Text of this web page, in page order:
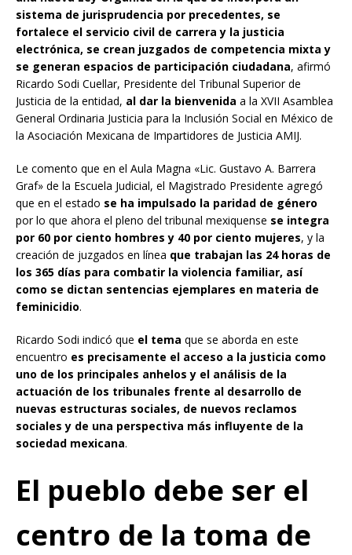
sistema de jurisprudencia por precedentes, se
fortalece el servicio civil de carrera y la justicia
electrónica, se crean juzgados de competencia mixta y
se generan espacios de participación ciudadana, afirmó
Ricardo Sodi Cuellar, Presidente del Tribunal Superior de
Justicia de la entidad, al dar la bienvenida a la XVII Asamblea
General Ordinaria Justicia para la Inclusión Social en México de
la Asociación Mexicana de Impartidores de Justicia AMIJ.
Le comento que en el Aula Magna «Lic. Gustavo A. Barrera
Graf» de la Escuela Judicial, el Magistrado Presidente agregó
que en el estado se ha impulsado la paridad de género
por lo que ahora el pleno del tribunal mexiquense se integra
por 60 por ciento hombres y 40 por ciento mujeres, y la
creación de juzgados en línea que trabajan las 24 horas de
los 365 días para combatir la violencia familiar, así
como se dictan sentencias ejemplares en materia de
feminicidio.
Ricardo Sodi indicó que el tema que se aborda en este
encuentro es precisamente el acceso a la justicia como
uno de los principales anhelos y el análisis de la
actuación de los tribunales frente al desarrollo de
nuevas estructuras sociales, de nuevos reclamos
sociales y de una perspectiva más influyente de la
sociedad mexicana.
El pueblo debe ser el
centro de la toma de